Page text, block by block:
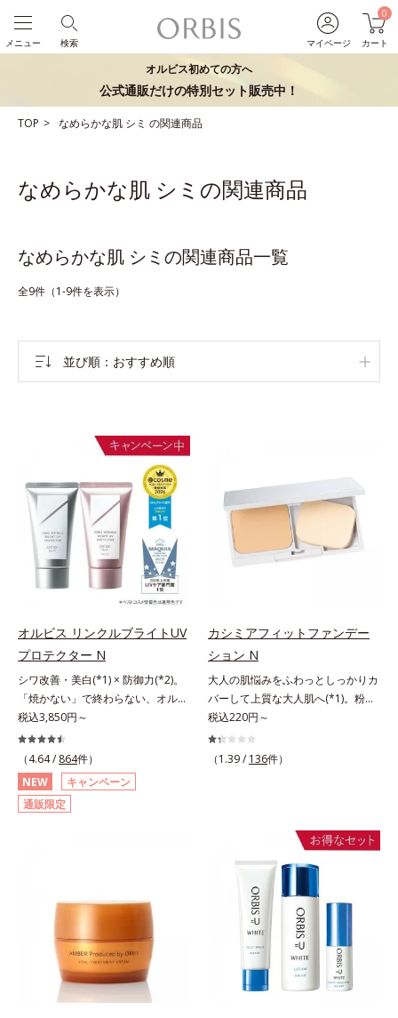
マイページ
0
カート
検索
メニュー
オルビス初めての方へ
公式通販だけの特別セット販売中！
TOP なめらかな肌 シミ の関連商品
なめらかな肌 シミの関連商品
なめらかな肌 シミの関連商品一覧
全9件（1-9件を表示）
並び順 おすすめ順
オルビス リンクルブライトUV
プロテクター N
シワ改善・美白(*1) × 防御力(*2)。
「焼かない」で終わらない、オルビ
ス最高峰(*3)日焼け止め。シワ改
善・美白(*1) × 防御力(*2)「焼かな
い」で終わらないオルビス最高峰
(*3)顔用日焼け止めです。ポーラ化
成の独自研究による、紫外線に反応
して強固な膜を形成する技術「瞬間
守り、美容成分(*5)の浸透を促進
(*6)します。有効成分「ナイアシン
アミド」配合。真皮のコラーゲン産
生を促進し今あるシワを改善。メラ
ニンの受け渡しを抑制することで、
未来のシミ・ソバカスも予防しま
税込3,850円～
（4.64 / 864件）
NEW
キャンペーン
通販限定
カシミアフィットファンデー
ション N
大人の肌悩みをふわっとしっかりカ
バーして上質な大人肌へ(*1)。粉感
レスファンデーション。大人の肌悩
みをふわっとしっかりカバーして、
上質な肌(*1)を演出するパウダーフ
ー力と艶を実現するパウダー・ムラ
のないなめらかな肌に整えるパウダ
ー・自然な血色感をプラスする(*1)
パウダー）を配合。さらに体温でと
ろける保湿成分で粉体をコーティン
グ、スフレ状にする製法と美容液成
分(*2)により、重ねてもふんわり軽
やかに密着してうるおいが続きま
す。粉浮きや厚塗り感の少ない、リ
キッド派にもおすすめのパウダーフ
税込220円～
（1.39 / 136件）